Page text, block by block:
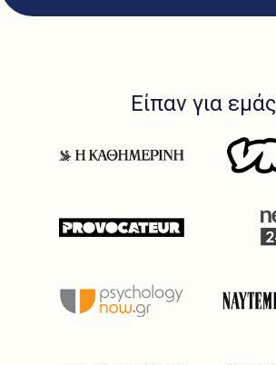
Είπαν για εμάς